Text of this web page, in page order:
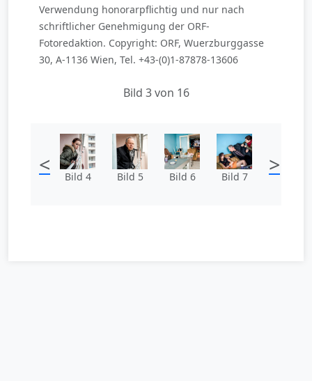
Verwendung honorarpflichtig und nur nach
schriftlicher Genehmigung der ORF-
Fotoredaktion. Copyright: ORF, Wuerzburggasse
30, A-1136 Wien, Tel. +43-(0)1-87878-13606
Bild 3 von 16
< Bild 4 Bild 5 Bild 6 Bild 7 >